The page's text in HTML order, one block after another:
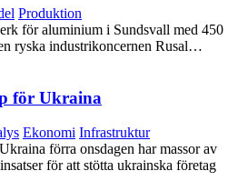
Produktion
för aluminium i Sundsvall med 450
ryska industrikoncernen Rusal…
för Ukraina
Ekonomi Infrastruktur
förra onsdagen har massor av
för att stötta ukrainska företag